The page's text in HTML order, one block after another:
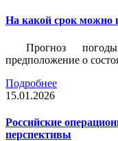
На какой срок можно
Прогноз
предположение о
Подробнее
15.01.2026
Российские
перспективы